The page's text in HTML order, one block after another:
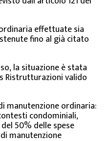
effettuate sia
fino al già citato
la situazione è stata
Ristrutturazioni valido
manutenzione ordinaria:
condominiali,
50% delle spese
manutenzione